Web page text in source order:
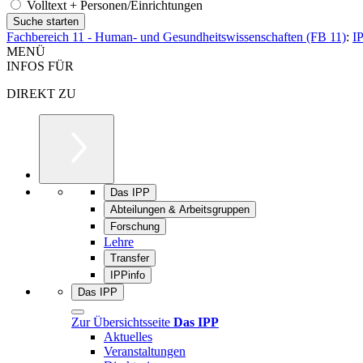
Volltext + Personen/Einrichtungen
Fachbereich 11 - Human- und Gesundheitswissenschaften (FB 11):
MENÜ
INFOS FÜR
DIREKT ZU
Das IPP
Abteilungen & Arbeitsgruppen
Forschung
Lehre
Transfer
IPPinfo
Das IPP
Zur Übersichtsseite Das IPP
Aktuelles
Veranstaltungen